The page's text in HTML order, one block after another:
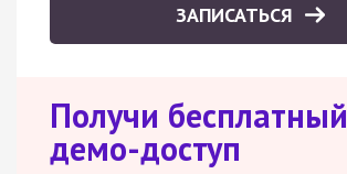
ЗАПИСАТЬСЯ
Получи бесплатный
демо-доступ